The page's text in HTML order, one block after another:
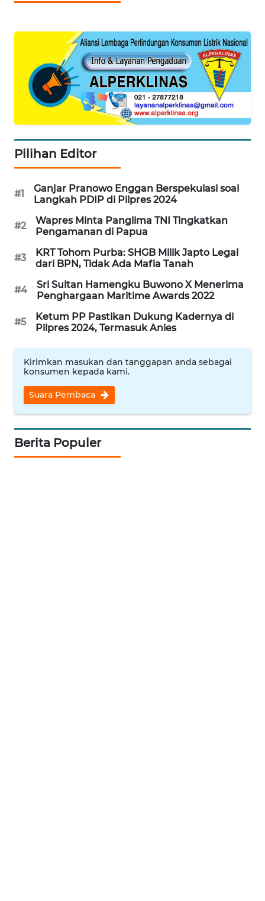
Pilihan Editor
#1
Ganjar Pranowo Enggan Berspekulasi soal
Langkah PDIP di Pilpres 2024
#2
Wapres Minta Panglima TNI Tingkatkan
Pengamanan di Papua
#3
KRT Tohom Purba: SHGB Milik Japto Legal
dari BPN, Tidak Ada Mafia Tanah
#4
Sri Sultan Hamengku Buwono X Menerima
Penghargaan Maritime Awards 2022
#5
Ketum PP Pastikan Dukung Kadernya di
Pilpres 2024, Termasuk Anies
Kirimkan masukan dan tanggapan anda sebagai
konsumen kepada kami.
Suara Pembaca
Berita Populer
Informasi
INDEKS
KONTAK
KAMI
TENTANG
PEDOMAN
MEDIA
SIBER
REDAKSI
KARIR
DISCLAIMER
Wahana
WN
WN